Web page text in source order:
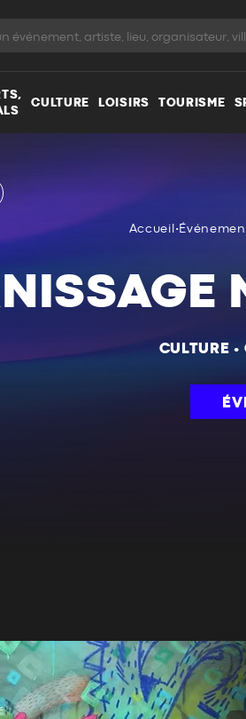
CULTURE LOISIRS TOURISME
Accueil •
CULTURE •